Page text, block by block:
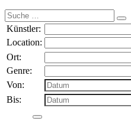
Suche
nach:
Künstler:
Location:
Ort:
Genre:
Von:
Bis: